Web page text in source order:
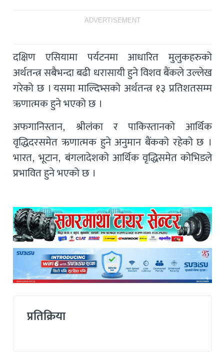
ADVERTISEMENT
दक्षिण एसियामा पर्यटनमा आधारित मुलुकहरुको
अर्थतन्त्र सबैभन्दा बढी धरासायी हुने विशव बैंकले उल्लेख
गरेको छ । यसमा माल्दिभ्सको अर्थतन्त्र १३ प्रतिशतसम्म
ऋणात्मक हुने भएको छ ।
अफगानिस्तान, श्रीलंका र पाकिस्तानको आर्थिक
वृद्धिदरसमेत ऋणात्मक हुने अनुमान बैंकको रहेको छ ।
भारत, भूटान, बंगलादेशको आर्थिक वृद्धिसमेत कोभिडले
प्रभावित हुने भएको छ ।
प्रतिक्रिया